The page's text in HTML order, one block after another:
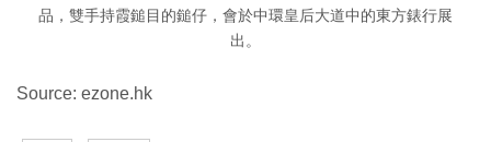
品，雙手持霞鎚目的鎚仔，會於中環皇后大道中的東方錶行展
出。
Source: ezone.hk